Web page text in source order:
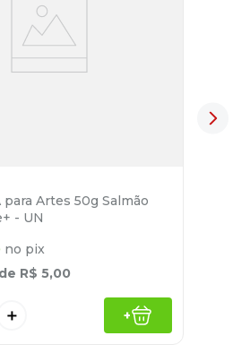
para Artes 50g Salmão
- UN
no pix
R$ 5,00
＋ +